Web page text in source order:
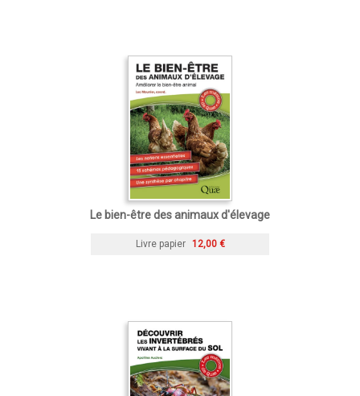
Le bien-être des animaux d'élevage
Livre papier 12,00 €